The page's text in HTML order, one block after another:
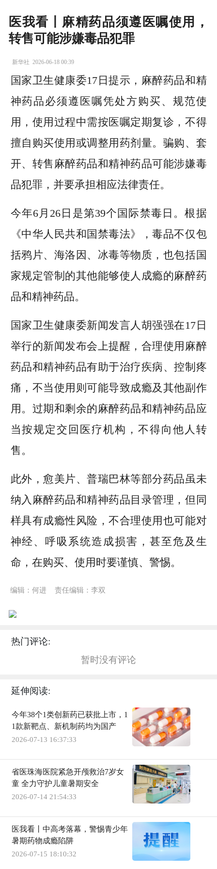
医我看丨麻精药品须遵医嘱使用，
转售可能涉嫌毒品犯罪
新华社 2026-06-18 00:39
国家卫生健康委17日提示，麻醉药品和精
神药品必须遵医嘱凭处方购买、规范使
用，使用过程中需按医嘱定期复诊，不得
擅自购买使用或调整用药剂量。骗购、套
开、转售麻醉药品和精神药品可能涉嫌毒
品犯罪，并要承担相应法律责任。
今年6月26日是第39个国际禁毒日。根据
《中华人民共和国禁毒法》，毒品不仅包
括鸦片、海洛因、冰毒等物质，也包括国
家规定管制的其他能够使人成瘾的麻醉药
品和精神药品。
国家卫生健康委新闻发言人胡强强在17日
举行的新闻发布会上提醒，合理使用麻醉
药品和精神药品有助于治疗疾病、控制疼
痛，不当使用则可能导致成瘾及其他副作
用。过期和剩余的麻醉药品和精神药品应
当按规定交回医疗机构，不得向他人转
售。
此外，愈美片、普瑞巴林等部分药品虽未
纳入麻醉药品和精神药品目录管理，但同
样具有成瘾性风险，不合理使用也可能对
神经、呼吸系统造成损害，甚至危及生
命，在购买、使用时要谨慎、警惕。
编辑：何进 责任编辑：李双
热门评论:
暂时没有评论
延伸阅读:
今年38个1类创新药已获批上市，1
1款新靶点、新机制药均为国产
2026-07-13 16:37:33
省医珠海医院紧急开颅救治7岁女
童 全力守护儿童暑期安全
2026-07-14 21:54:33
医我看丨中高考落幕，警惕青少年
暑期药物成瘾陷阱
2026-07-15 18:10:32